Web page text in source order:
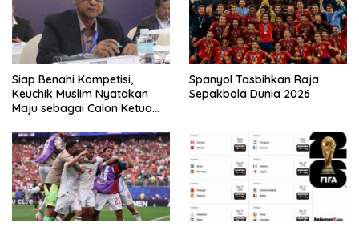
Siap Benahi Kompetisi,
Keuchik Muslim Nyatakan
Maju sebagai Calon Ketua
Spanyol Tasbihkan Raja
Sepakbola Dunia 2026